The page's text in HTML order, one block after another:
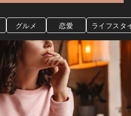
グルメ 恋愛 ライフスタ